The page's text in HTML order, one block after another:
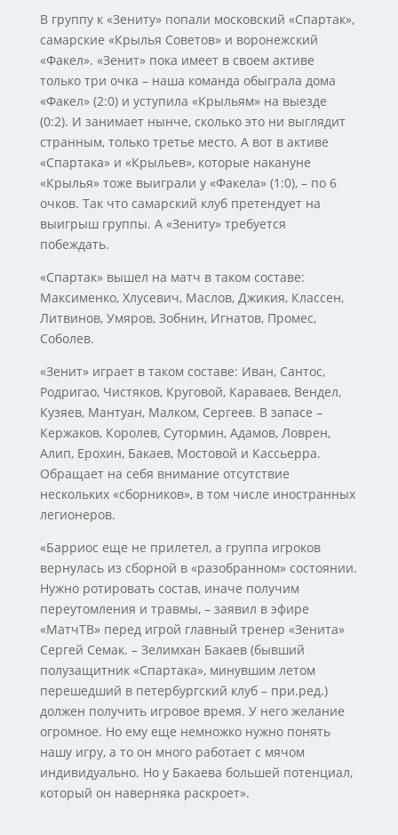
В группу к «Зениту» попали московский «Спартак»,
самарские «Крылья Советов» и воронежский
«Факел». «Зенит» пока имеет в своем активе
только три очка – наша команда обыграла дома
«Факел» (2:0) и уступила «Крыльям» на выезде
(0:2). И занимает нынче, сколько это ни выглядит
странным, только третье место. А вот в активе
«Спартака» и «Крыльев», которые накануне
«Крылья» тоже выиграли у «Факела» (1:0), – по 6
очков. Так что самарский клуб претендует на
выигрыш группы. А «Зениту» требуется
побеждать.
«Спартак» вышел на матч в таком составе:
Максименко, Хлусевич, Маслов, Джикия, Классен,
Литвинов, Умяров, Зобнин, Игнатов, Промес,
Соболев.
«Зенит» играет в таком составе: Иван, Сантос,
Родригао, Чистяков, Круговой, Караваев, Вендел,
Кузяев, Мантуан, Малком, Сергеев. В запасе –
Кержаков, Королев, Сутормин, Адамов, Ловрен,
Алип, Ерохин, Бакаев, Мостовой и Кассьерра.
Обращает на себя внимание отсутствие
нескольких «сборников», в том числе иностранных
легионеров.
«Барриос еще не прилетел, а группа игроков
вернулась из сборной в «разобранном» состоянии.
Нужно ротировать состав, иначе получим
переутомления и травмы, – заявил в эфире
«МатчТВ» перед игрой главный тренер «Зенита»
Сергей Семак. – Зелимхан Бакаев (бывший
полузащитник «Спартака», минувшим летом
перешедший в петербургский клуб – при.ред.)
должен получить игровое время. У него желание
огромное. Но ему еще немножко нужно понять
нашу игру, а то он много работает с мячом
индивидуально. Но у Бакаева большей потенциал,
который он наверняка раскроет».